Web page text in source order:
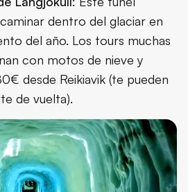
dentro del glaciar en
del año. Los tours muchas
con motos de nieve y
desde Reikiavik (te pueden
de vuelta).